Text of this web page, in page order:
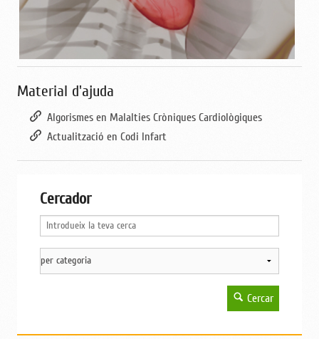
Material d'ajuda
Algorismes en Malalties Cròniques Cardiològiques
Actualització en Codi Infart
Cercador
Cercar